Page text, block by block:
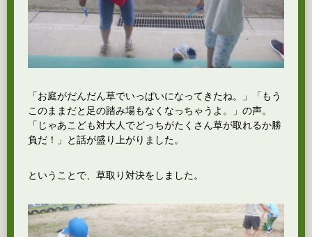
「お庭がだんだん草でいっぱいになってきたね。」「もう
このままだと足の踏み場もなくなっちゃうよ。」の声。
「じゃあこども対大人でどっちがたくさん草が取れるか勝
負だ！」と話が盛り上がりました。
ということで、草取り対決をしました。